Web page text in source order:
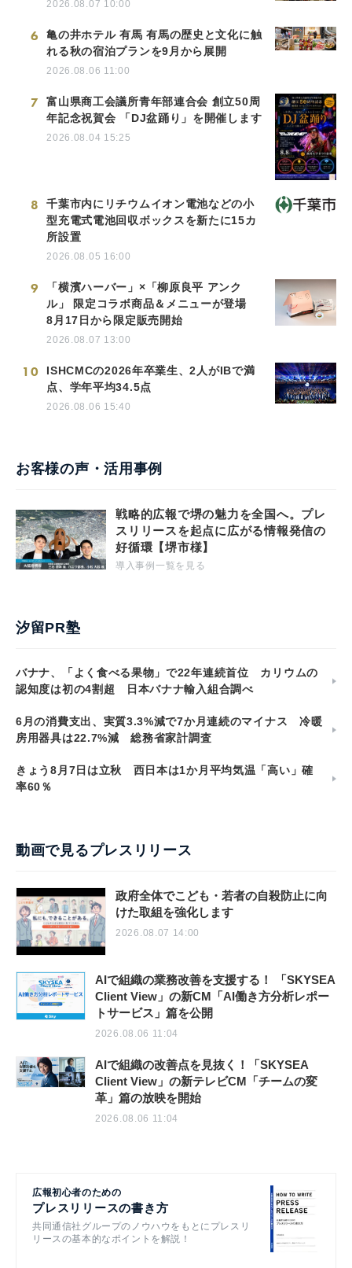
2026.08.07 10:00
6
亀の井ホテル 有馬 有馬の歴史と文化に触
れる秋の宿泊プランを9月から展開
2026.08.06 11:00
7
富山県商工会議所青年部連合会 創立50周
年記念祝賀会 「DJ盆踊り」を開催します
2026.08.04 15:25
8
千葉市内にリチウムイオン電池などの小
型充電式電池回収ボックスを新たに15カ
所設置
2026.08.05 16:00
9
「横濱ハーバー」×「柳原良平 アンク
ル」 限定コラボ商品＆メニューが登場
8月17日から限定販売開始
2026.08.07 13:00
10
ISHCMCの2026年卒業生、2人がIBで満
点、学年平均34.5点
2026.08.06 15:40
お客様の声・活用事例
戦略的広報で堺の魅力を全国へ。プレ
スリリースを起点に広がる情報発信の
好循環【堺市様】
導入事例一覧を見る
汐留PR塾
バナナ、「よく食べる果物」で22年連続首位 カリウムの
認知度は初の4割超 日本バナナ輸入組合調べ
6月の消費支出、実質3.3%減で7か月連続のマイナス 冷暖
房用器具は22.7%減 総務省家計調査
きょう8月7日は立秋 西日本は1か月平均気温「高い」確
率60％
動画で見るプレスリリース
政府全体でこども・若者の自殺防止に向
けた取組を強化します
2026.08.07 14:00
AIで組織の業務改善を支援する！ 「SKYSEA
Client View」の新CM「AI働き方分析レポー
トサービス」篇を公開
2026.08.06 11:04
AIで組織の改善点を見抜く！「SKYSEA
Client View」の新テレビCM「チームの変
革」篇の放映を開始
2026.08.06 11:04
広報初心者のための
プレスリリースの書き方
共同通信社グループのノウハウをもとにプレスリ
リースの基本的なポイントを解説！